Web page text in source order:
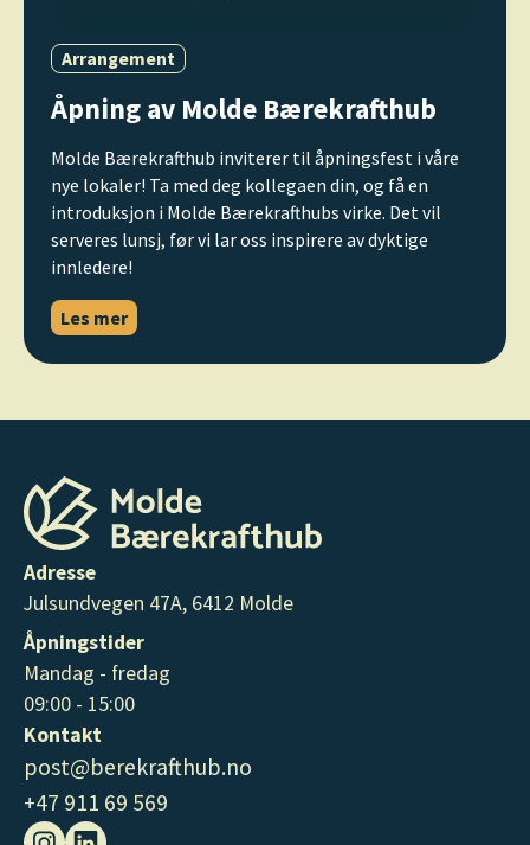
Arrangement
Åpning av Molde Bærekrafthub
Molde Bærekrafthub inviterer til åpningsfest i våre
nye lokaler! Ta med deg kollegaen din, og få en
introduksjon i Molde Bærekrafthubs virke. Det vil
serveres lunsj, før vi lar oss inspirere av dyktige
innledere!
Les mer
Adresse
Julsundvegen 47A, 6412 Molde
Åpningstider
Mandag - fredag
09:00 - 15:00
Kontakt
post@berekrafthub.no
+47 911 69 569